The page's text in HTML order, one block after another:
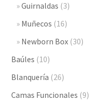
Guirnaldas (3)
Muñecos (16)
Newborn Box (30)
Baúles (10)
Blanquería (26)
Camas Funcionales (9)